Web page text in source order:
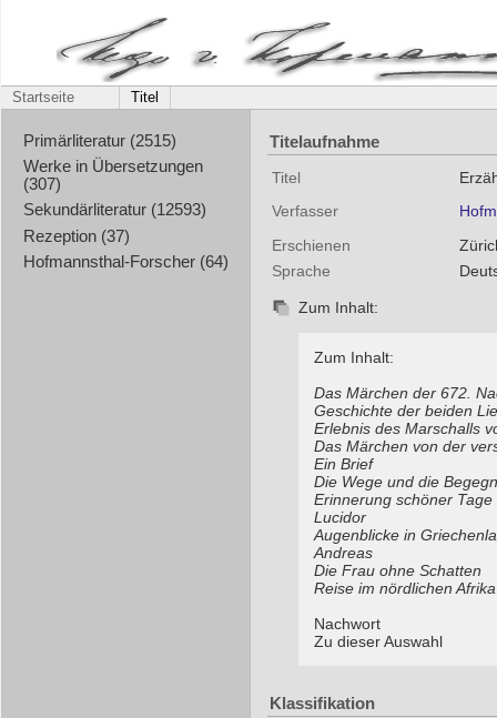
Startseite Titel
Primärliteratur (2515)
Werke in Übersetzungen
(307)
Sekundärliteratur (12593)
Rezeption (37)
Hofmannsthal-Forscher (64)
Titelaufnahme
Titel
Verfasser
Erschienen
Sprache
Zum Inhalt:
Zum Inhalt:
Das Märchen der 672.
Geschichte der beiden
Erlebnis des Marschalls
Das Märchen von der
Ein Brief
Die Wege und die
Erinnerung schöner Tage
Lucidor
Augenblicke in
Andreas
Die Frau ohne Schatten
Reise im nördlichen Afrika
Nachwort
Zu dieser Auswahl
Klassifikation